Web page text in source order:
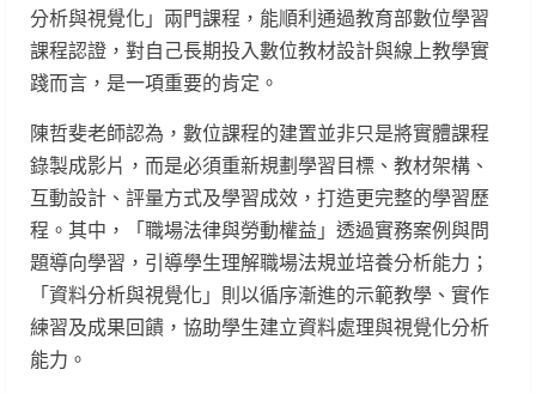
分析與視覺化」兩門課程，能順利通過教育部數位學習
課程認證，對自己長期投入數位教材設計與線上教學實
踐而言，是一項重要的肯定。
陳哲斐老師認為，數位課程的建置並非只是將實體課程
錄製成影片，而是必須重新規劃學習目標、教材架構、
互動設計、評量方式及學習成效，打造更完整的學習歷
程。其中，「職場法律與勞動權益」透過實務案例與問
題導向學習，引導學生理解職場法規並培養分析能力；
「資料分析與視覺化」則以循序漸進的示範教學、實作
練習及成果回饋，協助學生建立資料處理與視覺化分析
能力。